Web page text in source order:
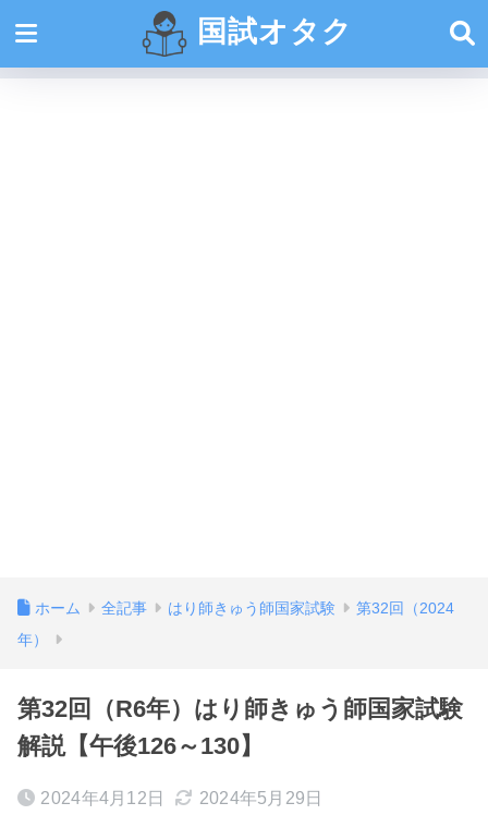
国試オタク
ホーム 全記事 はり師きゅう師国家試験
第32回（2024
年）
第32回（R6年）はり師きゅう師国家試験
解説【午後126～130】
2024年4月12日 2024年5月29日